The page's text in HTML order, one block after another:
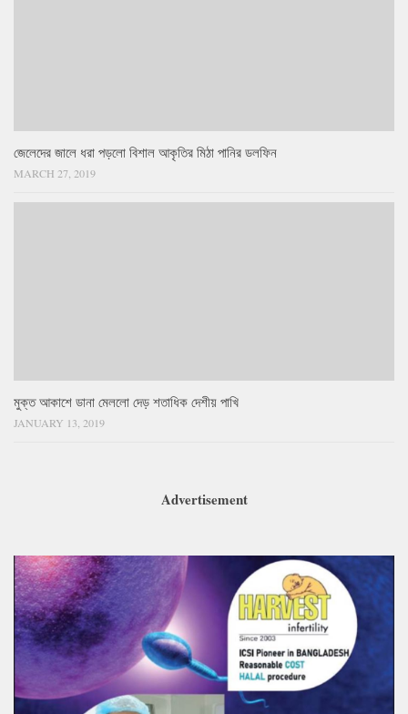
জেলেদের জালে ধরা পড়লো বিশাল আকৃতির মিঠা পানির ডলফিন
MARCH 27, 2019
মুক্ত আকাশে ডানা মেললো দেড় শতাধিক দেশীয় পাখি
JANUARY 13, 2019
Advertisement